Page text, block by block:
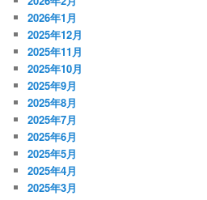
2026年1月
2025年12月
2025年11月
2025年10月
2025年9月
2025年8月
2025年7月
2025年6月
2025年5月
2025年4月
2025年3月